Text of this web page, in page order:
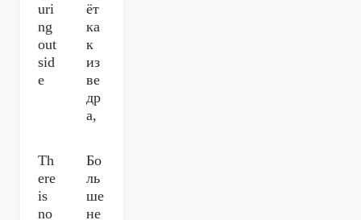
uri
ng
out
sid
e
ёт
ка
к
из
ве
др
а,
Th
ere
is
no
Бо
ль
ше
не